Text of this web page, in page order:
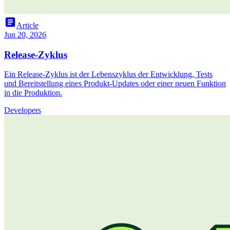
articleArticle
Jun 20, 2026
Release-Zyklus
Ein Release-Zyklus ist der Lebenszyklus der Entwicklung, Tests
und Bereitstellung eines Produkt-Updates oder einer neuen Funktion
in die Produktion.
Developers